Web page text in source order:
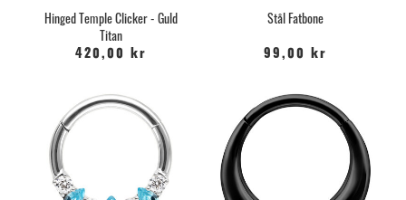
Hinged Temple Clicker - Guld
Titan
420,00 kr
Stål Fatbone
99,00 kr